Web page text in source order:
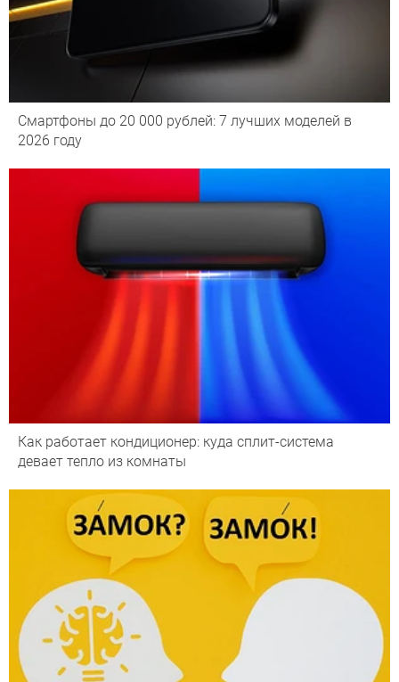
Смартфоны до 20 000 рублей: 7 лучших моделей в
2026 году
Как работает кондиционер: куда сплит-система
девает тепло из комнаты